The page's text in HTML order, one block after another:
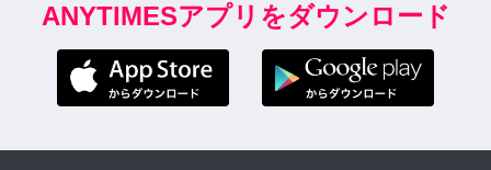
ANYTIMESアプリをダウンロード